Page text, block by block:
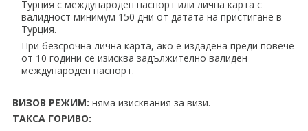
Турция с международен паспорт или лична карта с
валидност минимум 150 дни от датата на пристигане в
Турция.
При безсрочна лична карта, ако е издадена преди повече
от 10 години се изисква задължително валиден
международен паспорт.
ВИЗОВ РЕЖИМ: няма изисквания за визи.
ТАКСА ГОРИВО: